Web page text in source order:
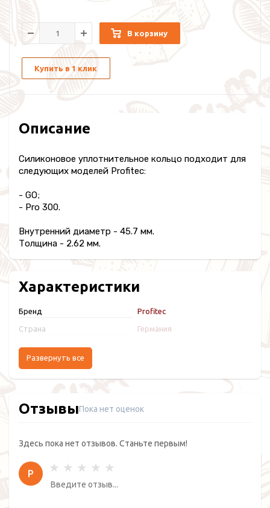
В корзину
Купить в 1 клик
Описание
Силиконовое уплотнительное кольцо подходит для
следующих моделей Profitec:
- GO;
- Pro 300.
Внутренний диаметр - 45.7 мм.
Толщина - 2.62 мм.
Характеристики
Бренд Profitec
Страна Германия
Развернуть все
ОтзывыПока нет оценок
Здесь пока нет отзывов. Станьте первым!
Р